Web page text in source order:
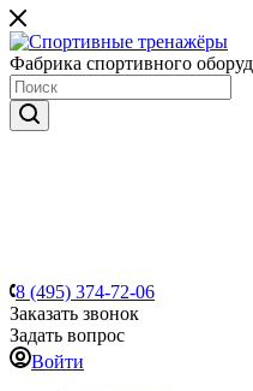
Фабрика спортивного
8 (495) 374-72-06
Заказать звонок
Задать вопрос
Войти